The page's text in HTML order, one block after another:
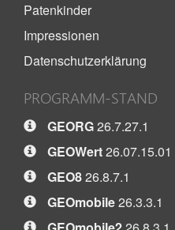
Patenkinder
Impressionen
Datenschutzerklärung
PROGRAMM-STAND
GEORG26.7.27.1
GEOWert26.07.15.01
GEO826.8.7.1
GEOmobile26.3.3.1